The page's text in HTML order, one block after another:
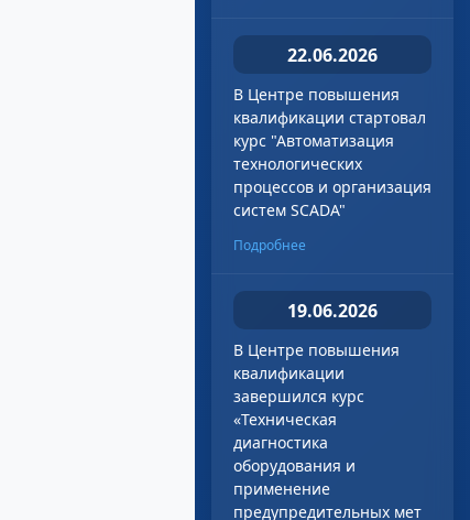
22.06.2026
В Центре повышения
квалификации стартовал
курс "Автоматизация
технологических
процессов и организация
систем SCADA"
Подробнее
19.06.2026
В Центре повышения
квалификации
завершился курс
«Техническая
диагностика
оборудования и
применение
предупредительных мет